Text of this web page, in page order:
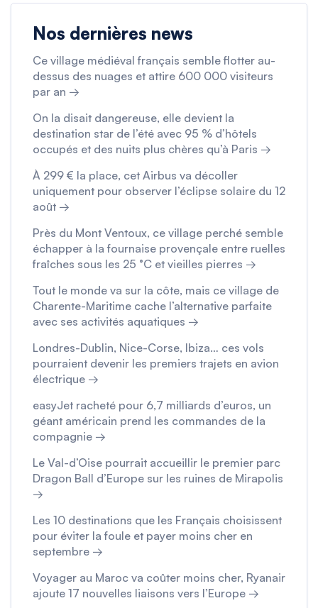
Nos dernières news
Ce village médiéval français semble flotter au-
dessus des nuages et attire 600 000 visiteurs
par an →
On la disait dangereuse, elle devient la
destination star de l’été avec 95 % d’hôtels
occupés et des nuits plus chères qu’à Paris →
À 299 € la place, cet Airbus va décoller
uniquement pour observer l’éclipse solaire du 12
août →
Près du Mont Ventoux, ce village perché semble
échapper à la fournaise provençale entre ruelles
fraîches sous les 25 °C et vieilles pierres →
Tout le monde va sur la côte, mais ce village de
Charente-Maritime cache l’alternative parfaite
avec ses activités aquatiques →
Londres-Dublin, Nice-Corse, Ibiza… ces vols
pourraient devenir les premiers trajets en avion
électrique →
easyJet racheté pour 6,7 milliards d’euros, un
géant américain prend les commandes de la
compagnie →
Le Val-d’Oise pourrait accueillir le premier parc
Dragon Ball d’Europe sur les ruines de Mirapolis
→
Les 10 destinations que les Français choisissent
pour éviter la foule et payer moins cher en
septembre →
Voyager au Maroc va coûter moins cher, Ryanair
ajoute 17 nouvelles liaisons vers l’Europe →